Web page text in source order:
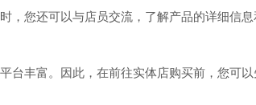
，您还可以与店员交流，了解产品的详细信息
台丰富。因此，在前往实体店购买前，您可以